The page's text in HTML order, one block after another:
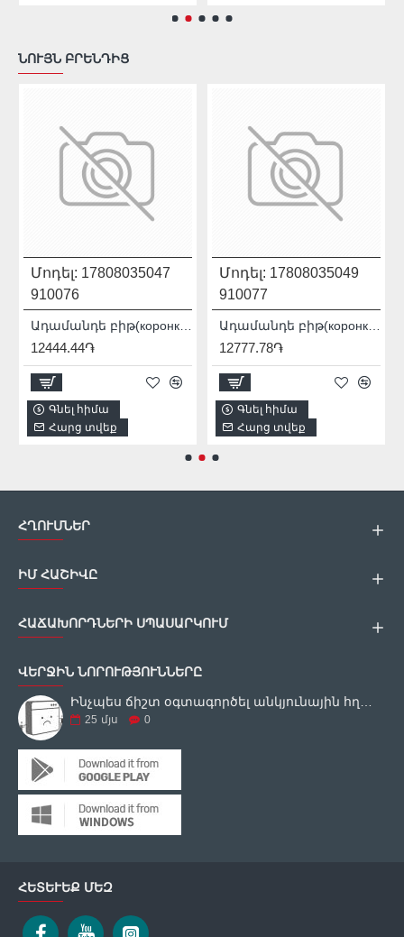
ՆՈՒՅՆ ԲՐԵՆԴԻՑ
Մոդել: 17808035047
910076
12444.44֏
Գնել հիմա
Հարց տվեք
Մոդել: 17808035049
910077
12777.78֏
Գնել հիմա
Հարց տվեք
ՀՂՈՒՄՆԵՐ
ԻՄ ՀԱՇԻՎԸ
ՀԱՃԱԽՈՐԴՆԵՐԻ ՍՊԱՍԱՐԿՈՒՄ
ՎԵՐՋԻՆ ՆՈՐՈՒԹՅՈՒՆՆԵՐԸ
25 մյս 0
ՀԵՏԵՒԵՔ ՄԵԶ